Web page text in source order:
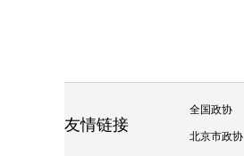
友情链接
全国政协
北京市政协